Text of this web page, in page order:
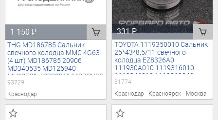
1 150₽
THG MD186785 Сальник
свечного колодца MMC 4G63
(4 шт) MD186785 20906
MD340535 MD125940
MH10781 JC330361 MCPCU20
4705521 GP521 93729
93729
Краснодар
331₽
TOYOTA 1119350010 Сальник
25*43*8,5/11 свечного
колодца EZ8326A0
111930A010 1119316010
1119346010 1119362040
1119370010 EZ8178AO
EZ8178A0 00976700 473.050
TCP003 TCP003PCS2
25*43*10 25*43*911 25*43*11
31774
31774
Краснодар
Красноярск Москва